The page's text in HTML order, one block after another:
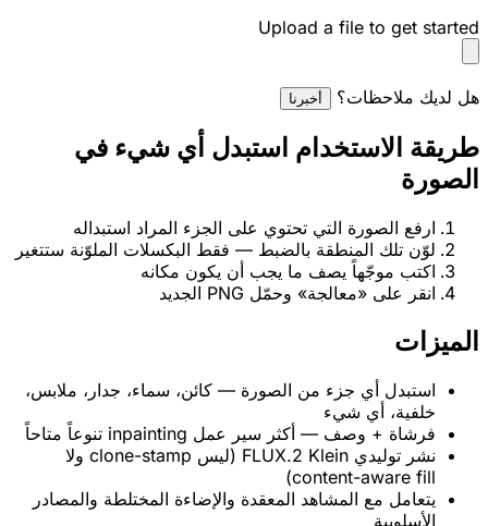
Upload a file to get started
هل لديك ملاحظات؟ أخبرنا
طريقة الاستخدام استبدل أي شيء في
الصورة
ارفع الصورة التي تحتوي على الجزء المراد استبداله
لوّن تلك المنطقة بالضبط — فقط البكسلات الملوّنة ستتغير
اكتب موجّهاً يصف ما يجب أن يكون مكانه
انقر على «معالجة» وحمّل PNG الجديد
الميزات
استبدل أي جزء من الصورة — كائن، سماء، جدار، ملابس،
خلفية، أي شيء
فرشاة + وصف — أكثر سير عمل inpainting تنوعاً متاحاً
نشر توليدي FLUX.2 Klein (ليس clone-stamp ولا
content-aware fill)
يتعامل مع المشاهد المعقدة والإضاءة المختلطة والمصادر
الأسلوبية